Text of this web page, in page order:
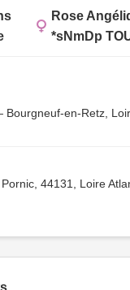
Rose
*sNmDp
en-Retz,
44131, Loire